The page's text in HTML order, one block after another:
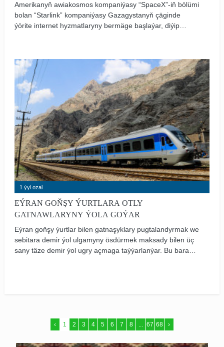
Amerikanyň awiakosmos kompaniýasy “SpaceX”-iň bölümi
bolan “Starlink” kompaniýasy Gazagystanyň çäginde
ýörite internet hyzmatlaryny bermäge başlaýar, diýip
1 ýyl ozal
EÝRAN GOŇŞY ÝURTLARA OTLY
GATNAWLARYNY ÝOLA GOÝAR
Eýran goňşy ýurtlar bilen gatnaşyklary pugtalandyrmak we
sebitara demir ýol ulgamyny ösdürmek maksady bilen üç
sany täze demir ýol ugry açmaga taýýarlanýar. Bu barada
‹ 1 2 3 4 5 6 7 8 ... 67 68 ›